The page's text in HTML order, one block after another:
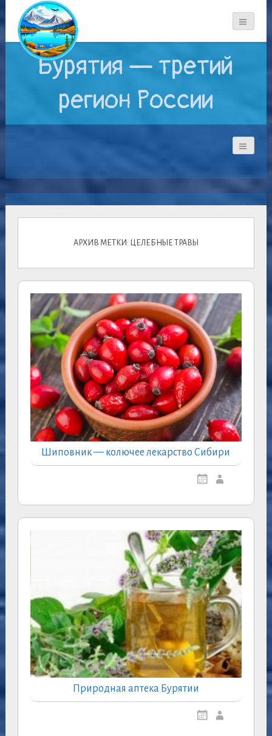
Бурятия — третий
регион России
АРХИВ МЕТКИ: ЦЕЛЕБНЫЕ ТРАВЫ
Шиповник — колючее лекарство Сибири
Природная аптека Бурятии